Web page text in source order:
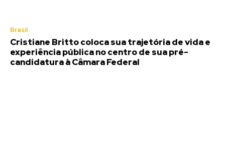
Brasil
Cristiane Britto coloca sua trajetória de vida e
experiência pública no centro de sua pré-
candidatura à Câmara Federal